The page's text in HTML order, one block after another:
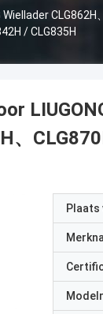
CLG862H
/ CLG835H
、
Plaats